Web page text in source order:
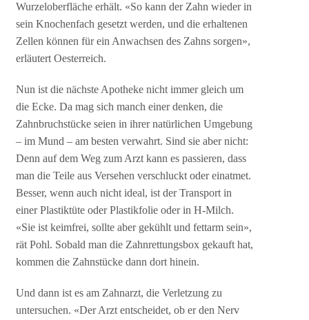
Wurzeloberfläche erhält. «So kann der Zahn wieder in
sein Knochenfach gesetzt werden, und die erhaltenen
Zellen können für ein Anwachsen des Zahns sorgen»,
erläutert Oesterreich.
Nun ist die nächste Apotheke nicht immer gleich um
die Ecke. Da mag sich manch einer denken, die
Zahnbruchstücke seien in ihrer natürlichen Umgebung
– im Mund – am besten verwahrt. Sind sie aber nicht:
Denn auf dem Weg zum Arzt kann es passieren, dass
man die Teile aus Versehen verschluckt oder einatmet.
Besser, wenn auch nicht ideal, ist der Transport in
einer Plastiktüte oder Plastikfolie oder in H-Milch.
«Sie ist keimfrei, sollte aber gekühlt und fettarm sein»,
rät Pohl. Sobald man die Zahnrettungsbox gekauft hat,
kommen die Zahnstücke dann dort hinein.
Und dann ist es am Zahnarzt, die Verletzung zu
untersuchen. «Der Arzt entscheidet, ob er den Nerv